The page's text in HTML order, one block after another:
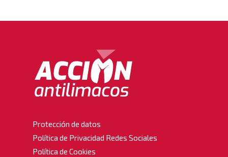
Protección de datos
Política de Privacidad Redes Sociales
Política de Cookies